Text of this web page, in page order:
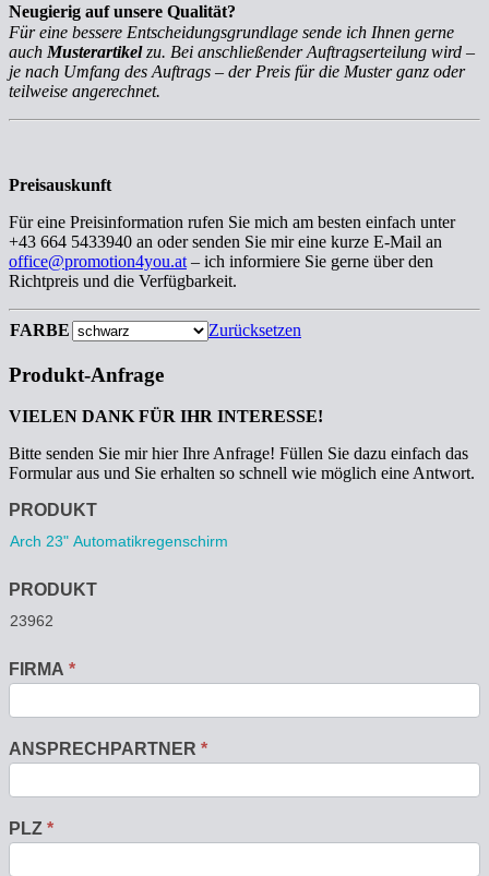
Neugierig auf unsere Qualität?
Für eine bessere Entscheidungsgrundlage sende ich Ihnen gerne
auch Musterartikelzu. Bei anschließender Auftragserteilung wird –
je nach Umfang des Auftrags – der Preis für die Muster ganz oder
teilweise angerechnet.
Preisauskunft
Für eine Preisinformation rufen Sie mich am besten einfach unter
+43 664 5433940 an oder senden Sie mir eine kurze E-Mail an
office@promotion4you.at – ich informiere Sie gerne über den
Richtpreis und die Verfügbarkeit.
FARBE Zurücksetzen
Produkt-Anfrage
VIELEN DANK FÜR IHR INTERESSE!
Bitte senden Sie mir hier Ihre Anfrage! Füllen Sie dazu einfach das
Formular aus und Sie erhalten so schnell wie möglich eine Antwort.
Anfrage
PRODUKT
PRODUKT
FIRMA *
ANSPRECHPARTNER *
PLZ *